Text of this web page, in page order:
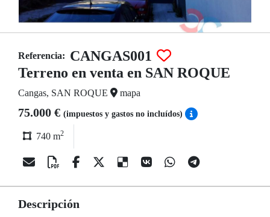
Referencia: CANGAS001
Terreno en venta en SAN ROQUE
Cangas, SAN ROQUE mapa
75.000 € (impuestos y gastos no incluídos)
740 m2
Descripción